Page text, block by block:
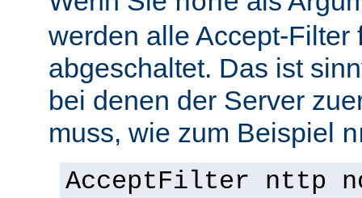
werden alle Accept-Filter
abgeschaltet. Das ist
bei denen der Server
muss, wie zum Beispiel
AcceptFilter nttp